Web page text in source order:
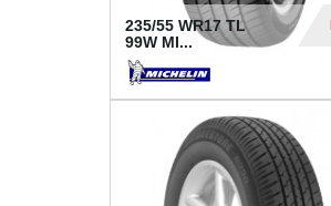
235/55 WR17 TL
99W MI...